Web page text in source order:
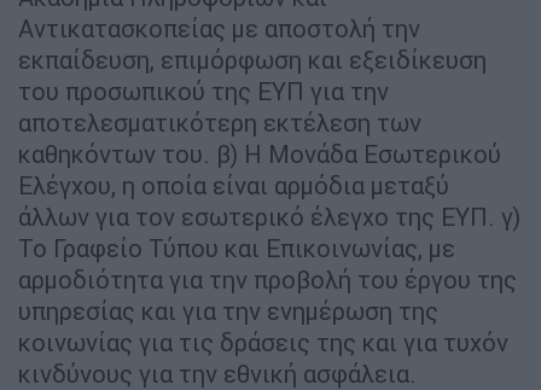
Αντικατασκοπείας με αποστολή την
εκπαίδευση, επιμόρφωση και εξειδίκευση
του προσωπικού της ΕΥΠ για την
αποτελεσματικότερη εκτέλεση των
καθηκόντων του. β) Η Μονάδα Εσωτερικού
Ελέγχου, η οποία είναι αρμόδια μεταξύ
άλλων για τον εσωτερικό έλεγχο της ΕΥΠ. γ)
Το Γραφείο Τύπου και Επικοινωνίας, με
αρμοδιότητα για την προβολή του έργου της
υπηρεσίας και για την ενημέρωση της
κοινωνίας για τις δράσεις της και για τυχόν
κινδύνους για την εθνική ασφάλεια.